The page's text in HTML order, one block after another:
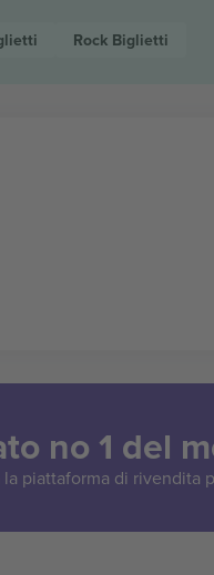
Rock Biglietti
no 1 del
piattaforma di rivendita